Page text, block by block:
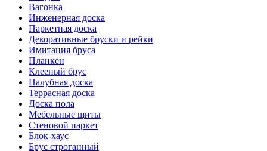
Вагонка
Инженерная доска
Паркетная доска
Декоративные бруски и рейки
Имитация бруса
Планкен
Клееный брус
Палубная доска
Террасная доска
Доска пола
Мебельные щиты
Стеновой паркет
Блок-хаус
Брус строганный